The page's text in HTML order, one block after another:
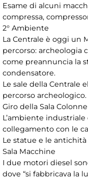
Esame di alcuni
compressa,
2° Ambiente
La Centrale è oggi un
percorso: archeologia
come preannuncia la
condensatore.
Le sale della Centrale
percorso archeologico.
Giro della Sala Colonne
L’ambiente
collegamento con le
Le statue e le
Sala Macchine
I due motori diesel
dove “si fabbricava la